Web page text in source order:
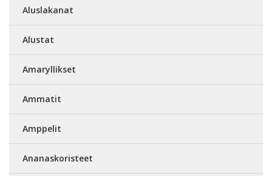
Aluslakanat
Alustat
Amaryllikset
Ammatit
Amppelit
Ananaskoristeet